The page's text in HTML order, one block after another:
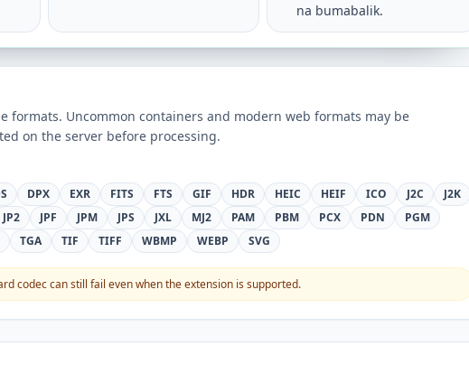
na bumabalik.
formats. Uncommon containers and modern web formats may be
on the server before processing.
DPX EXR FITS FTS GIF HDR HEIC HEIF ICO J2C
J2K
JP2 JPF JPM JPS JXL MJ2 PAM PBM PCX PDN
PGM
TGA TIF TIFF WBMP WEBP SVG
codec can still fail even when the extension is supported.